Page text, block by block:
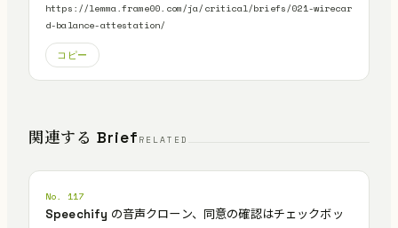
https://lemma.frame00.com/ja/critical/briefs/021-wirecar
d-balance-attestation/
コピー
関連する Brief RELATED
No. 117
Speechify の音声クローン、同意の確認はチェックボッ